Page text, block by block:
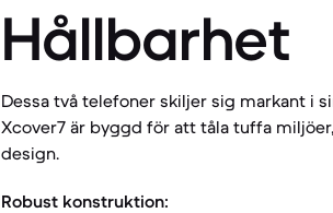
Hållbarhet
Dessa två telefoner skiljer sig markant i
Xcover7 är byggd för att tåla tuffa
design.
Robust konstruktion: